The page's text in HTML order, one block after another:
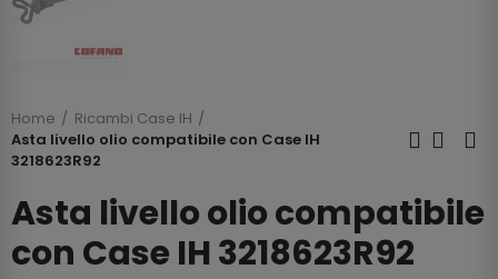
Home
Ricambi Case IH
Asta livello olio compatibile con Case IH
3218623R92
Asta livello olio compatibile
con Case IH 3218623R92